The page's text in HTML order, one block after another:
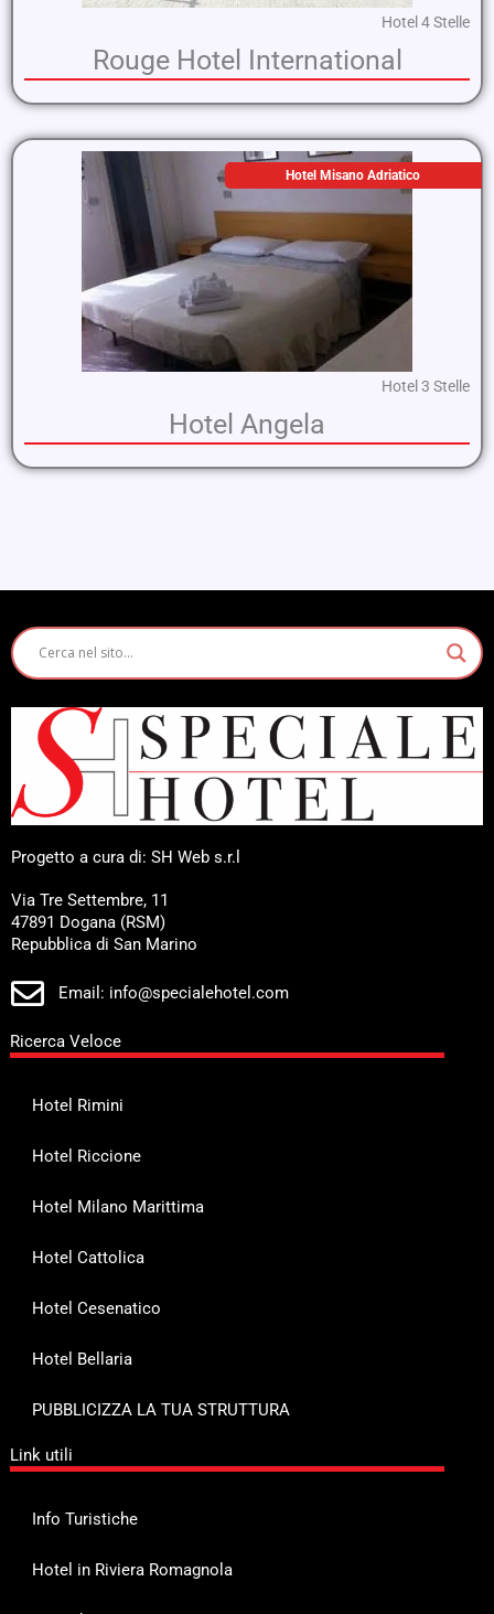
Hotel 4 Stelle
Rouge Hotel International
Hotel Misano Adriatico
Hotel 3 Stelle
Hotel Angela
Progetto a cura di: SH Web s.r.l
Via Tre Settembre, 11
47891 Dogana (RSM)
Repubblica di San Marino
Email: info@specialehotel.com
Ricerca Veloce
Hotel Rimini
Hotel Riccione
Hotel Milano Marittima
Hotel Cattolica
Hotel Cesenatico
Hotel Bellaria
PUBBLICIZZA LA TUA STRUTTURA
Link utili
Info Turistiche
Hotel in Riviera Romagnola